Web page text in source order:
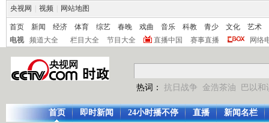
央视网 视频 网站地图
首页 新闻 经济 体育 综艺 春晚 戏曲 音乐 科教 青少 文化
艺术
电视
频道大全 栏目大全 节目大全 直播中国 赛事直播 网络
热词： 抗日战争 金浩茶油 巴以和
首页 即时新闻 24小时播不停 直播 新闻名栏